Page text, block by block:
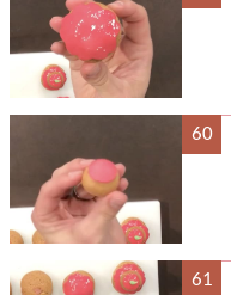
60
61